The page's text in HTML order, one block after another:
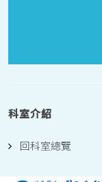
科室介紹
回科室總覽